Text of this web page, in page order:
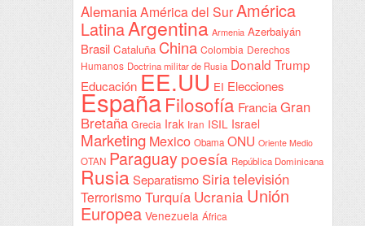
Sudán
AlemaniaAmérica del SurAmérica
LatinaArgentina Armenia Azerbaiyán
Brasil Cataluña China Colombia Derechos
Humanos Doctrina militar de Rusia Donald Trump
EducaciónEE.UU EI Elecciones
España Filosofía Francia Gran
Bretaña Grecia Irak Iran ISIL Israel
Marketing Mexico Obama ONU Oriente Medio
OTAN Paraguay poesía República Dominicana
Rusia Separatismo Siriatelevisión
Terrorismo Turquía Ucrania Unión
Europea Venezuela África